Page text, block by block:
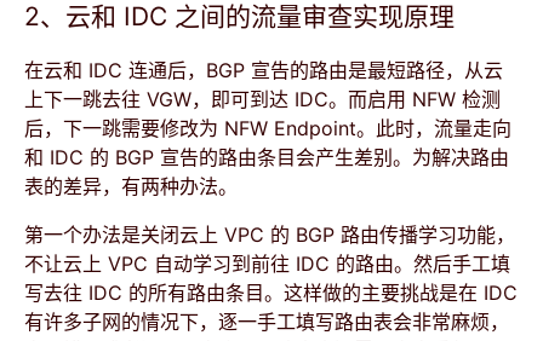
2、云和 IDC 之间的流量审查实现原理
在云和 IDC 连通后，BGP 宣告的路由是最短路径，从云
上下一跳去往 VGW，即可到达 IDC。而启用 NFW 检测
后，下一跳需要修改为 NFW Endpoint。此时，流量走向
和 IDC 的 BGP 宣告的路由条目会产生差别。为解决路由
表的差异，有两种办法。
第一个办法是关闭云上 VPC 的 BGP 路由传播学习功能，
不让云上 VPC 自动学习到前往 IDC 的路由。然后手工填
写去往 IDC 的所有路由条目。这样做的主要挑战是在 IDC
有许多子网的情况下，逐一手工填写路由表会非常麻烦，